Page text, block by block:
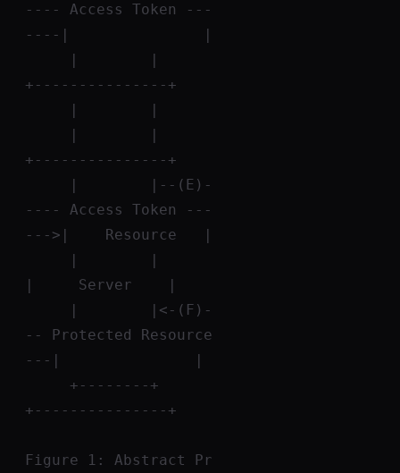
---- Access Token ---
----|               |
+---------------+
     |        |
+---------------+
---- Access Token ---
--->|    Resource   |
|     Server    |
-- Protected Resource
---|               |
+---------------+
Figure 1: Abstract Pr